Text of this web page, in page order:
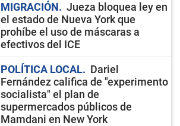
MIGRACIÓN
Jueza bloquea ley en
el estado de Nueva York que
prohíbe el uso de máscaras a
efectivos del ICE
POLÍTICA LOCAL
Dariel
Fernández califica de "experimento
socialista" el plan de
supermercados públicos de
Mamdani en New York